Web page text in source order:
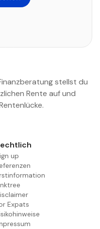
stellst du
Rente auf und
up
Expats